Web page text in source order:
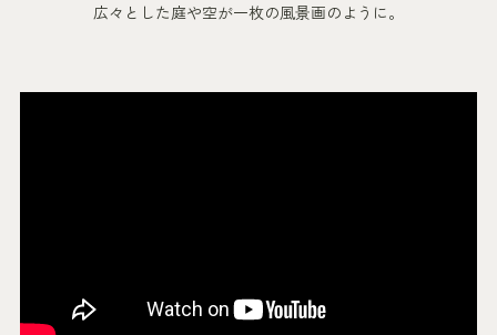
広々とした庭や空が一枚の風景画のように。